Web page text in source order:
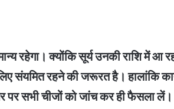
रहेगा। क्योंकि सूर्य उनकी राशि में
रहने की जरूरत है। हालांकि
पर सभी चीजों को जांच कर ही फैसला लें।